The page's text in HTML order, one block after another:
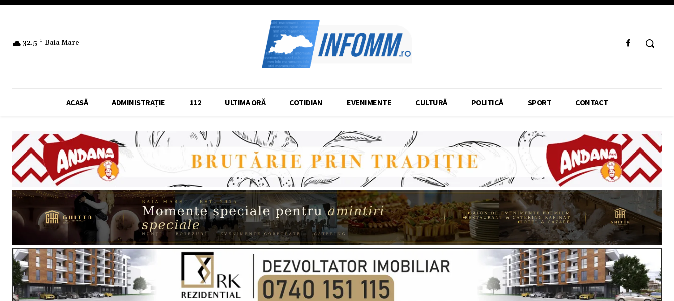
32.5 C Baia Mare
ACASĂ ADMINISTRAȚIE 112 ULTIMA ORĂ COTIDIAN EVENIMENTE CULTURĂ POLITICĂ SPORT CONTACT